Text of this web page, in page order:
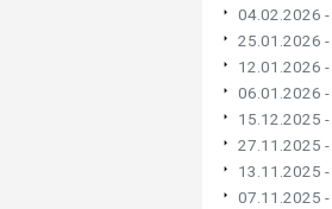
04.02.2026 -
25.01.2026 -
12.01.2026 -
06.01.2026 -
15.12.2025 -
27.11.2025 -
13.11.2025 -
07.11.2025 -